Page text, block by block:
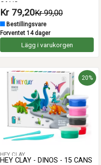
CANS
Kr 79,20Kr 99,00
Bestillingsvare
Forventet 14 dager
Lägg i varukorgen
20%
HEY CLAY
HEY CLAY - DINOS - 15 CANS